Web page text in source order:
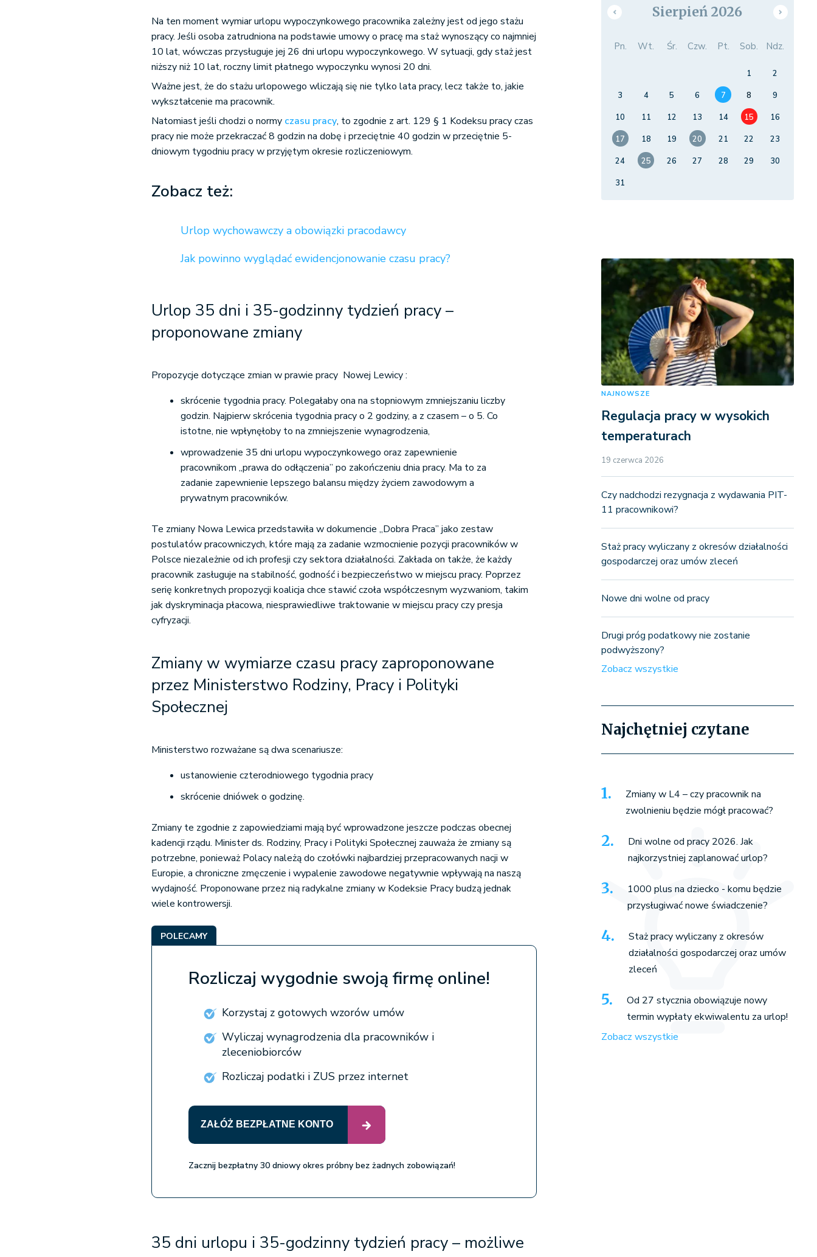
Na ten moment wymiar urlopu wypoczynkowego pracownika zależny jest od jego stażu
pracy. Jeśli osoba zatrudniona na podstawie umowy o pracę ma staż wynoszący co najmniej
10 lat, wówczas przysługuje jej 26 dni urlopu wypoczynkowego. W sytuacji, gdy staż jest
niższy niż 10 lat, roczny limit płatnego wypoczynku wynosi 20 dni.
Ważne jest, że do stażu urlopowego wliczają się nie tylko lata pracy, lecz także to, jakie
wykształcenie ma pracownik.
Natomiast jeśli chodzi o normy czasu pracy, to zgodnie z art. 129 § 1 Kodeksu pracy czas
pracy nie może przekraczać 8 godzin na dobę i przeciętnie 40 godzin w przeciętnie 5-
dniowym tygodniu pracy w przyjętym okresie rozliczeniowym.
Zobacz też:
Urlop wychowawczy a obowiązki pracodawcy
Jak powinno wyglądać ewidencjonowanie czasu pracy?
Urlop 35 dni i 35-godzinny tydzień pracy –
proponowane zmiany
Propozycje dotyczące zmian w prawie pracy Nowej Lewicy :
skrócenie tygodnia pracy. Polegałaby ona na stopniowym zmniejszaniu liczby
godzin. Najpierw skrócenia tygodnia pracy o 2 godziny, a z czasem – o 5. Co
istotne, nie wpłynęłoby to na zmniejszenie wynagrodzenia,
wprowadzenie 35 dni urlopu wypoczynkowego oraz zapewnienie
pracownikom „prawa do odłączenia” po zakończeniu dnia pracy. Ma to za
zadanie zapewnienie lepszego balansu między życiem zawodowym a
prywatnym pracowników.
Te zmiany Nowa Lewica przedstawiła w dokumencie „Dobra Praca” jako zestaw
postulatów pracowniczych, które mają za zadanie wzmocnienie pozycji pracowników w
Polsce niezależnie od ich profesji czy sektora działalności. Zakłada on także, że każdy
pracownik zasługuje na stabilność, godność i bezpieczeństwo w miejscu pracy. Poprzez
serię konkretnych propozycji koalicja chce stawić czoła współczesnym wyzwaniom, takim
jak dyskryminacja płacowa, niesprawiedliwe traktowanie w miejscu pracy czy presja
cyfryzacji.
Zmiany w wymiarze czasu pracy zaproponowane
przez Ministerstwo Rodziny, Pracy i Polityki
Społecznej
Ministerstwo rozważane są dwa scenariusze:
ustanowienie czterodniowego tygodnia pracy
skrócenie dniówek o godzinę.
Zmiany te zgodnie z zapowiedziami mają być wprowadzone jeszcze podczas obecnej
kadencji rządu. Minister ds. Rodziny, Pracy i Polityki Społecznej zauważa że zmiany są
potrzebne, ponieważ Polacy należą do czołówki najbardziej przepracowanych nacji w
Europie, a chroniczne zmęczenie i wypalenie zawodowe negatywnie wpływają na naszą
wydajność. Proponowane przez nią radykalne zmiany w Kodeksie Pracy budzą jednak
wiele kontrowersji.
POLECAMY
Rozliczaj wygodnie swoją firmę online!
Korzystaj z gotowych wzorów umów
Wyliczaj wynagrodzenia dla pracowników i
zleceniobiorców
Rozliczaj podatki i ZUS przez internet
ZAŁÓŻ BEZPŁATNE KONTO
Zacznij bezpłatny 30 dniowy okres próbny bez żadnych zobowiązań!
35 dni urlopu i 35-godzinny tydzień pracy – możliwe
Sierpień 2026
Pn. Wt. Śr. Czw. Pt. Sob. Ndz.
1
2
3
4 5 6 7 8
9
10
11 12 13 14 15
16
17
18 19 20 21 22
23
24
25 26 27 28 29
30
31
NAJNOWSZE
Regulacja pracy w wysokich
temperaturach
19 czerwca 2026
Czy nadchodzi rezygnacja z wydawania PIT-
11 pracownikowi?
Staż pracy wyliczany z okresów działalności
gospodarczej oraz umów zleceń
Nowe dni wolne od pracy
Drugi próg podatkowy nie zostanie
podwyższony?
Zobacz wszystkie
Najchętniej czytane
Zmiany w L4 – czy pracownik na
zwolnieniu będzie mógł pracować?
Dni wolne od pracy 2026. Jak
najkorzystniej zaplanować urlop?
1000 plus na dziecko - komu będzie
przysługiwać nowe świadczenie?
Staż pracy wyliczany z okresów
działalności gospodarczej oraz umów
zleceń
Od 27 stycznia obowiązuje nowy
termin wypłaty ekwiwalentu za urlop!
Zobacz wszystkie